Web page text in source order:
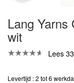
Lang Yarns
wit
Lees
Levertijd : 2 tot 6